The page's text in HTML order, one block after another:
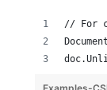
// For